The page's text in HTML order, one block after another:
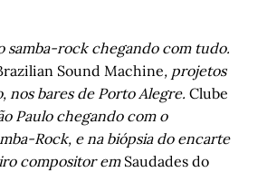
samba-rock chegando com tudo.
Sound Machine, projetos
nos bares de Porto Alegre. Clube
Paulo chegando com o
Rock, e na biópsia do encarte
compositor em Saudades do